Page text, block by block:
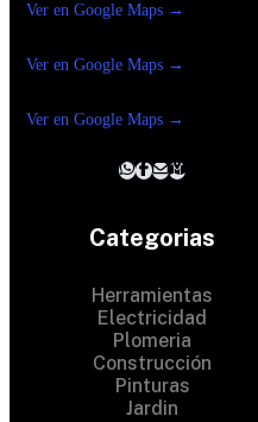
Ver en Google Maps →
Ver en Google Maps →
Ver en Google Maps →
Categorias
Herramientas
Electricidad
Plomeria
Construcción
Pinturas
Jardin